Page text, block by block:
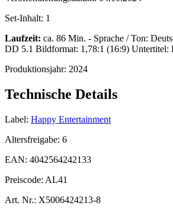
Set-Inhalt: 1
Laufzeit: ca. 86 Min. - Sprache / Ton:
DD 5.1 Bildformat: 1,78:1 (16:9) Untertitel:
Produktionsjahr: 2024
Technische Details
Label: Happy Entertainment
Altersfreigabe: 6
EAN: 4042564242133
Preiscode: AL41
Art. Nr.: X5006424213-8